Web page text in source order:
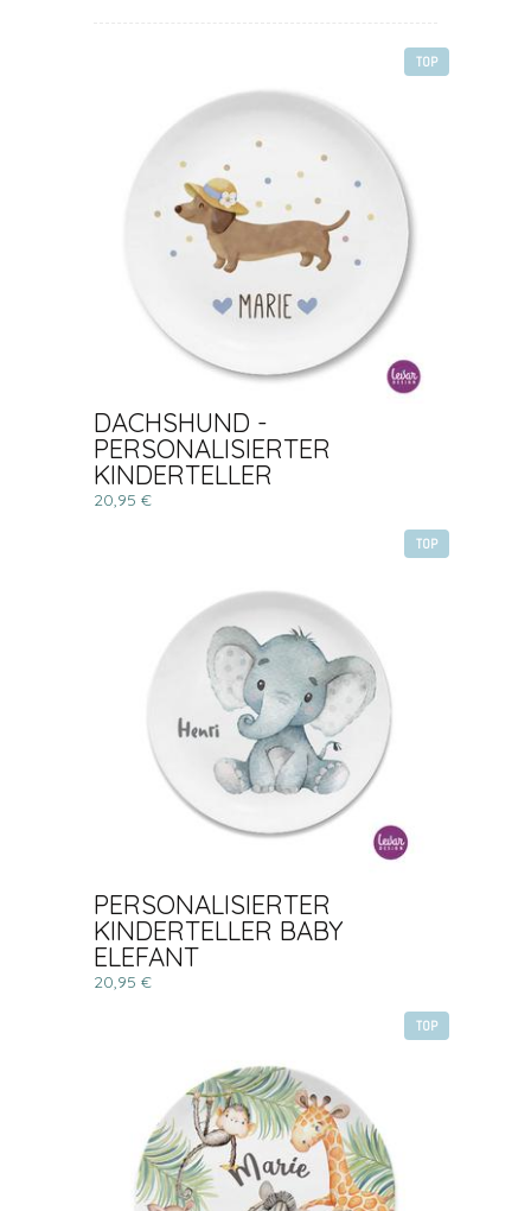
TOP
DACHSHUND -
PERSONALISIERTER
KINDERTELLER
20,95 €
TOP
PERSONALISIERTER
KINDERTELLER BABY
ELEFANT
20,95 €
TOP